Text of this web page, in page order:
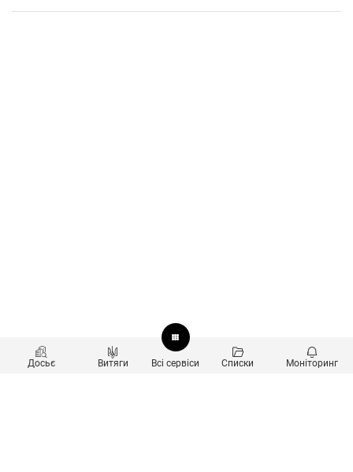
Досьє Витяги Всі сервіси Списки Моніторинг